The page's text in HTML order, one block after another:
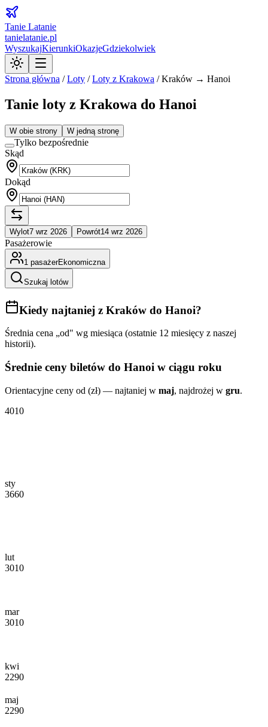
Tanie Latanie
tanielatanie.pl
WyszukajKierunkiOkazjeGdziekolwiek
Strona główna /Loty /Loty z Krakowa /Kraków → Hanoi
Tanie loty z Krakowa do Hanoi
W obie strony W jedną stronę
Tylko bezpośrednie
Skąd
Dokąd
Wylot7 wrz 2026 Powrót14 wrz 2026
Pasażerowie
1 pasażerEkonomiczna
Szukaj lotów
Kiedy najtaniej z Kraków do Hanoi?
Średnia cena „od" wg miesiąca (ostatnie 12 miesięcy z naszej
historii).
Średnie ceny biletów do Hanoi w ciągu roku
Orientacyjne ceny od (zł) — najtaniej w maj, najdrożej w gru.
4010
sty
3660
lut
3010
mar
3010
kwi
2290
maj
2290